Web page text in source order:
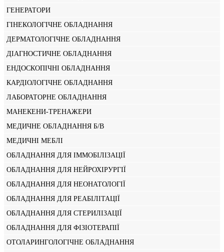
ГЕНЕРАТОРИ
ГІНЕКОЛОГІЧНЕ ОБЛАДНАННЯ
ДЕРМАТОЛОГІЧНЕ ОБЛАДНАННЯ
ДІАГНОСТИЧНЕ ОБЛАДНАННЯ
ЕНДОСКОПІЧНІ ОБЛАДНАННЯ
КАРДІОЛОГІЧНЕ ОБЛАДНАННЯ
ЛАБОРАТОРНЕ ОБЛАДНАННЯ
МАНЕКЕНИ-ТРЕНАЖЕРИ
МЕДИЧНЕ ОБЛАДНАННЯ Б/В
МЕДИЧНІ МЕБЛІ
ОБЛАДНАННЯ ДЛЯ ІММОБІЛІЗАЦІЇ
ОБЛАДНАННЯ ДЛЯ НЕЙРОХІРУРГІЇ
ОБЛАДНАННЯ ДЛЯ НЕОНАТОЛОГІЇ
ОБЛАДНАННЯ ДЛЯ РЕАБІЛІТАЦІЇ
ОБЛАДНАННЯ ДЛЯ СТЕРИЛІЗАЦІЇ
ОБЛАДНАННЯ ДЛЯ ФІЗІОТЕРАПІЇ
ОТОЛАРИНГОЛОГІЧНЕ ОБЛАДНАННЯ